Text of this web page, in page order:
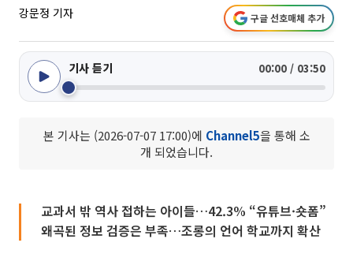
강문정 기자 구글 선호매체 추가
기사 듣기 00:00 / 03:50
본 기사는 (2026-07-07 17:00)에 Channel5을 통해 소
개 되었습니다.
교과서 밖 역사 접하는 아이들…42.3% “유튜브·숏폼”
왜곡된 정보 검증은 부족…조롱의 언어 학교까지 확산